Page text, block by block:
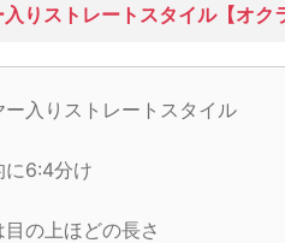
りストレートスタイル【オク
ー入りストレートスタイル
に6:4分け
目の上ほどの長さ